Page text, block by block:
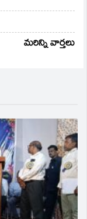
మరిన్ని వార్తలు